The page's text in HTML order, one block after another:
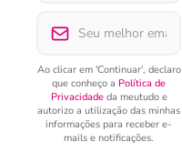
Ao clicar em 'Continuar', declaro
que conheço a Política de
Privacidadeda meutudo e
autorizo a utilização das minhas
informações para receber e-
mails e notificações.